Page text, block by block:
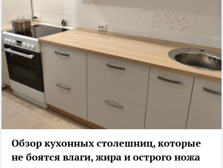
Обзор кухонных столешниц, которые
не боятся влаги, жира и острого ножа